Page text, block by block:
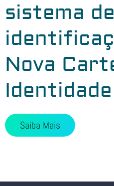
sistema de
Nova
Saiba Mais